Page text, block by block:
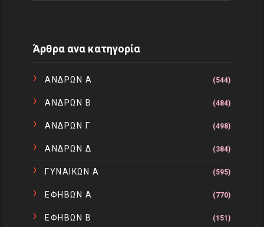
Άρθρα ανα κατηγορία
ΑΝΔΡΩΝ Α (544)
ΑΝΔΡΩΝ Β (484)
ΑΝΔΡΩΝ Γ (498)
ΑΝΔΡΩΝ Δ (384)
ΓΥΝΑΙΚΩΝ Α (595)
ΕΦΗΒΩΝ Α (770)
ΕΦΗΒΩΝ Β (151)